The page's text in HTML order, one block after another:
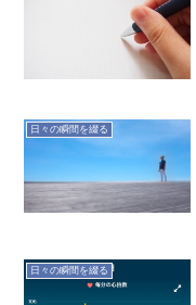
日々の瞬間を綴る
日々の瞬間を綴る